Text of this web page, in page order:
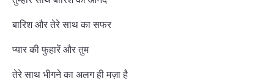
बारिश और तेरे साथ का सफर
प्यार की फुहारें और तुम
तेरे साथ भीगने का अलग ही मज़ा है